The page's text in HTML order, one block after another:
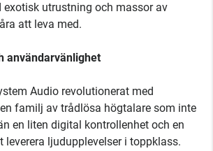
exotisk utrustning och massor av
att leva med.
användarvänlighet
Audio revolutionerat med
familj av trådlösa högtalare som inte
en liten digital kontrollenhet och en
leverera ljudupplevelser i toppklass.